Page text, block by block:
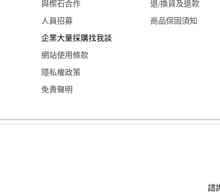
與楔石合作 退/換貨及退款
人員招募 商品保固須知
企業大量採購找我談
網站使用條款
隱私權政策
免責聲明
諮